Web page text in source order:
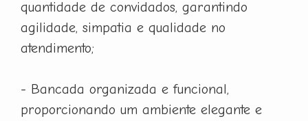
quantidade de convidados, garantindo
agilidade, simpatia e qualidade no
atendimento;
- Bancada organizada e funcional,
proporcionando um ambiente elegante e